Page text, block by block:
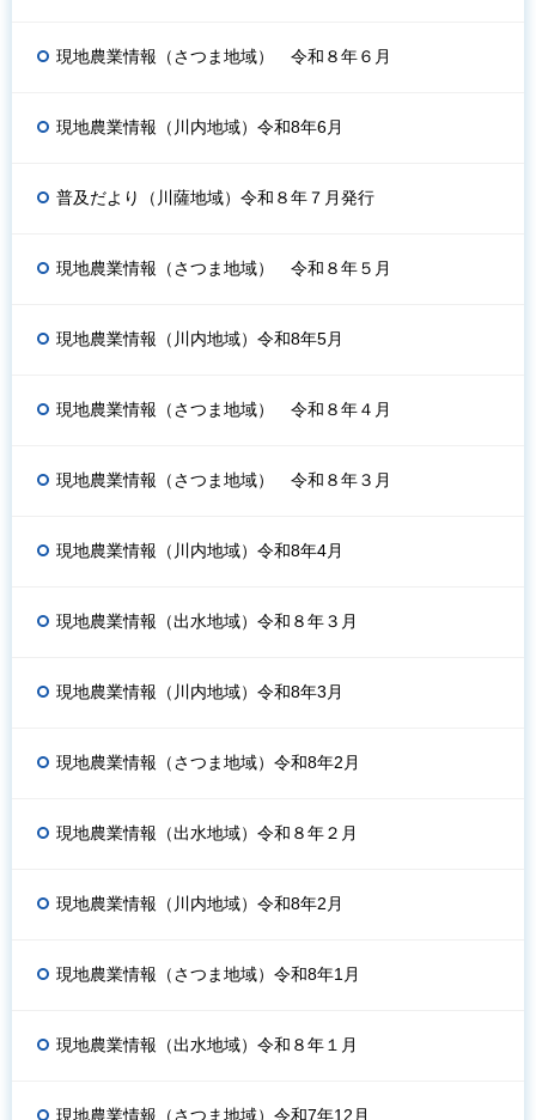
現地農業情報（さつま地域） 令和８年６月
現地農業情報（川内地域）令和8年6月
普及だより（川薩地域）令和８年７月発行
現地農業情報（さつま地域） 令和８年５月
現地農業情報（川内地域）令和8年5月
現地農業情報（さつま地域） 令和８年４月
現地農業情報（さつま地域） 令和８年３月
現地農業情報（川内地域）令和8年4月
現地農業情報（出水地域）令和８年３月
現地農業情報（川内地域）令和8年3月
現地農業情報（さつま地域）令和8年2月
現地農業情報（出水地域）令和８年２月
現地農業情報（川内地域）令和8年2月
現地農業情報（さつま地域）令和8年1月
現地農業情報（出水地域）令和８年１月
現地農業情報（さつま地域）令和7年12月